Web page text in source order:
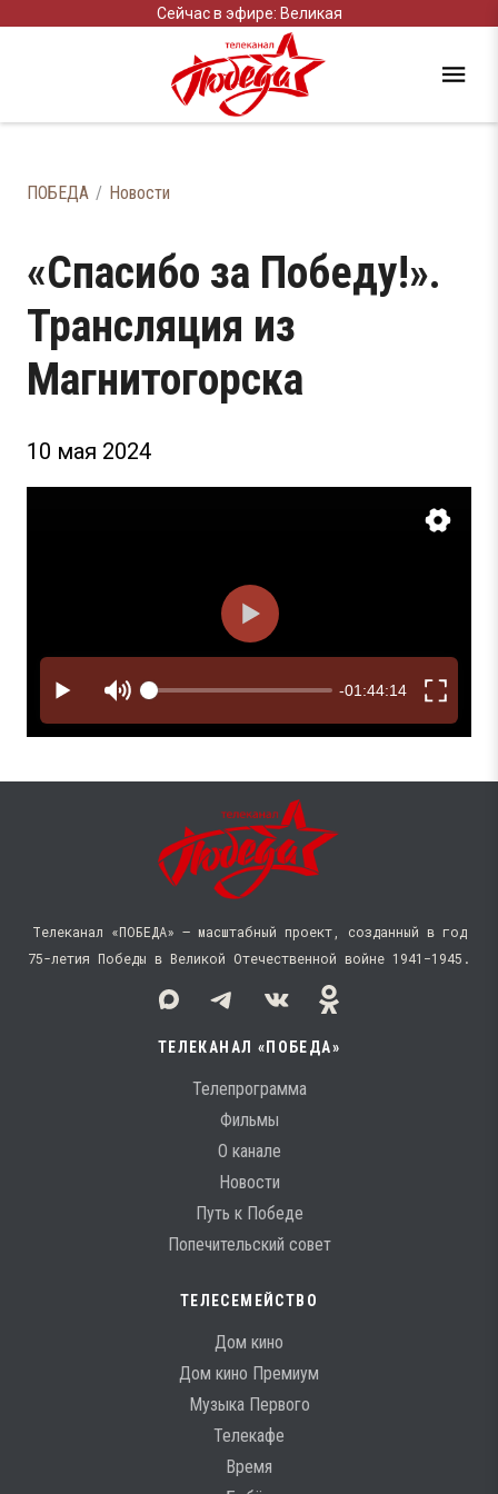
Сейчас в эфире: Великая
ПОБЕДА Новости
«Спасибо за Победу!».
Трансляция из
Магнитогорска
10 мая 2024
Телеканал «ПОБЕДА» — масштабный проект, созданный в год
75-летия Победы в Великой Отечественной войне 1941−1945.
ТЕЛЕКАНАЛ «ПОБЕДА»
Телепрограмма
Фильмы
О канале
Новости
Путь к Победе
Попечительский совет
ТЕЛЕСЕМЕЙСТВО
Дом кино
Дом кино Премиум
Музыка Первого
Телекафе
Время